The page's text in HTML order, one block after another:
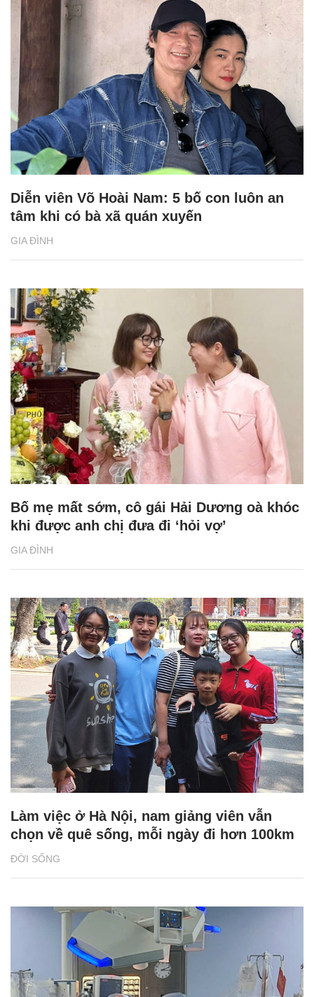
GIA ĐÌNH
Diễn viên Võ Hoài Nam: 5 bố con luôn an
tâm khi có bà xã quán xuyến
GIA ĐÌNH
Bố mẹ mất sớm, cô gái Hải Dương oà khóc
khi được anh chị đưa đi ‘hỏi vợ’
ĐỜI SỐNG
Làm việc ở Hà Nội, nam giảng viên vẫn
chọn về quê sống, mỗi ngày đi hơn 100km